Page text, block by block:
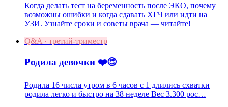
Когда делать тест на беременность после ЭКО, почему
возможны ошибки и когда сдавать ХГЧ или идти на
УЗИ. Узнайте сроки и советы врача — читайте!
Q&A · третий-триместр
Родила девочки ❤️😍
Родила 16 числа утром в 6 часов с 1 длились схватки
родила легко и быстро на 38 неделе Вес 3.300 рос…